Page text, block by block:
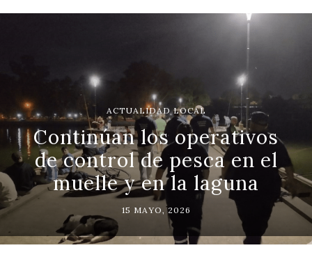
ACTUALIDAD LOCAL
Continúan los operativos
de control de pesca en el
muelle y en la laguna
15 MAYO, 2026